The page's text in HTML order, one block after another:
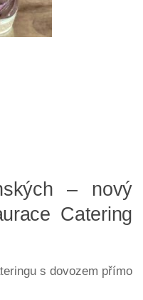
– nový
Catering
s dovozem přímo